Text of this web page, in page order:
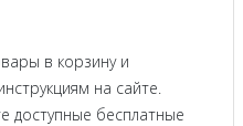
в корзину и
на сайте.
доступные бесплатные